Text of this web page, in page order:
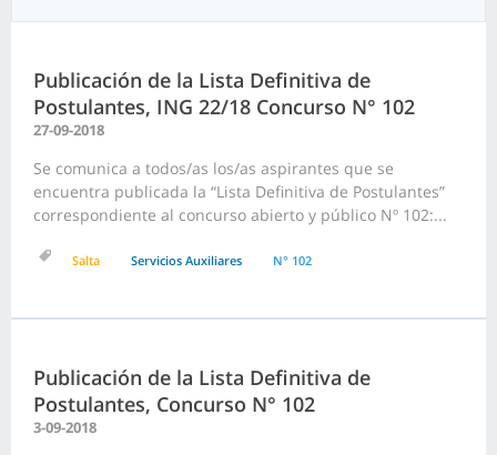
Publicación de la Lista Definitiva de
Postulantes, ING 22/18 Concurso N° 102
27-09-2018
Se comunica a todos/as los/as aspirantes que se
encuentra publicada la “Lista Definitiva de Postulantes”
correspondiente al concurso abierto y público Nº 102:...
Salta Servicios Auxiliares N° 102
Publicación de la Lista Definitiva de
Postulantes, Concurso N° 102
3-09-2018